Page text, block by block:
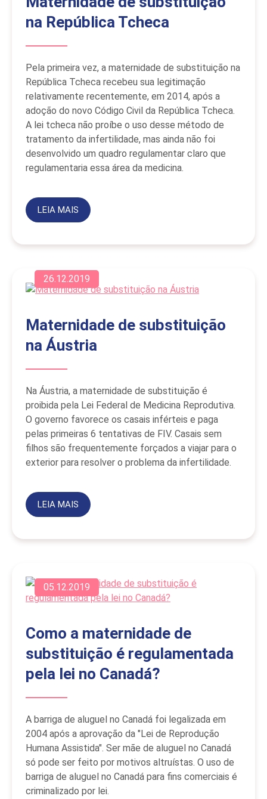
na República Tcheca
Pela primeira vez, a maternidade de substituição na
República Tcheca recebeu sua legitimação
relativamente recentemente, em 2014, após a
adoção do novo Código Civil da República Tcheca.
A lei tcheca não proíbe o uso desse método de
tratamento da infertilidade, mas ainda não foi
desenvolvido um quadro regulamentar claro que
regulamentaria essa área da medicina.
LEIA MAIS
26.12.2019
Maternidade de substituição
na Áustria
Na Áustria, a maternidade de substituição é
proibida pela Lei Federal de Medicina Reprodutiva.
O governo favorece os casais inférteis e paga
pelas primeiras 6 tentativas de FIV. Casais sem
filhos são frequentemente forçados a viajar para o
exterior para resolver o problema da infertilidade.
LEIA MAIS
05.12.2019
Como a maternidade de
substituição é regulamentada
pela lei no Canadá?
A barriga de aluguel no Canadá foi legalizada em
2004 após a aprovação da "Lei de Reprodução
Humana Assistida". Ser mãe de aluguel no Canadá
só pode ser feito por motivos altruístas. O uso de
barriga de aluguel no Canadá para fins comerciais é
criminalizado por lei.